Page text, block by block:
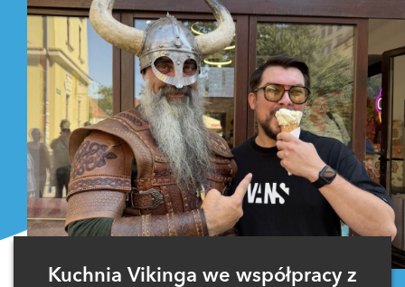
Kuchnia Vikinga we współpracy z